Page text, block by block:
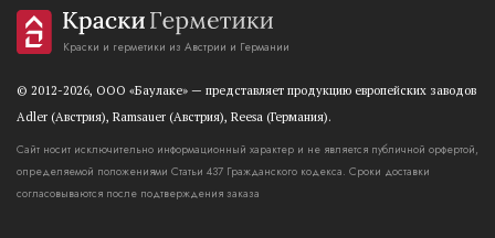
Краски и герметики из Австрии и Германии
© 2012-2026, OOO «Баулаке» — представляет продукцию европейских заводов
Adler (Австрия), Ramsauer (Австрия), Reesa (Германия).
Сайт носит исключительно информационный характер и не является публичной орфертой,
определяемой положениями Статьи 437 Гражданского кодекса. Сроки доставки
согласовываются после подтверждения заказа